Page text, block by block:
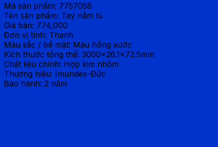
Mã sản phẩm: 7757058
Tên sản phẩm: Tay nắm tủ
Giá bán: 774,000
Đơn vị tính: Thanh
Màu sắc / bề mặt: Màu hồng xước
Kích thước tổng thể: 3000×26.1×72.5mm
Chất liệu chính: Hợp kim nhôm
Thương hiệu: Imundex-Đức
Bảo hành: 2 năm